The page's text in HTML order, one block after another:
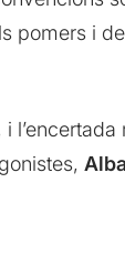
pomers i
i